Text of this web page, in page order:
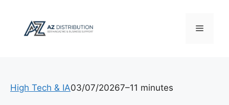
contenu
Menu
High Tech & IA03/07/20267–11 minutes